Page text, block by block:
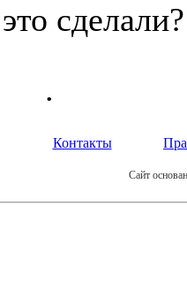
сделали?
.
Контакты
Сайт